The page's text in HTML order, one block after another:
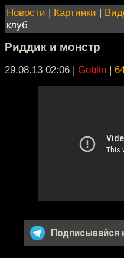
Новости | Картинки |
клуб
Риддик и монстр
29.08.13 02:06 | Goblin |
Подписывайся